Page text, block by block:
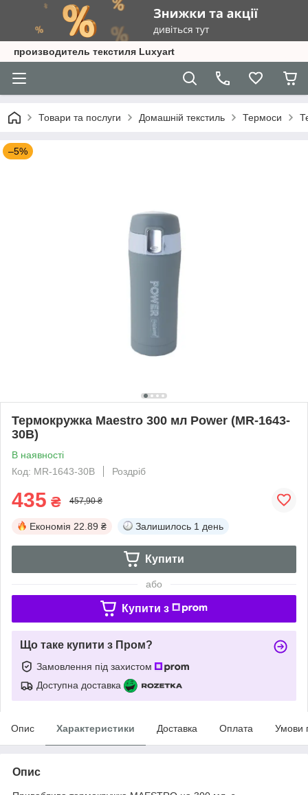
производитель текстиля Luxyart
Товари та послуги Домашній текстиль Термоси
–5%
Термокружка Maestro 300 мл Power (MR-1643-
30B)
В наявності
Код: MR-1643-30B
Роздріб
435 ₴ 457,90 ₴
Економія 22.89 ₴ Залишилось 1 день
Купити
або
Купити з
Що таке купити з Пром?
Замовлення під захистом
Доступна доставка
Опис Характеристики Доставка Оплата Умови
Опис